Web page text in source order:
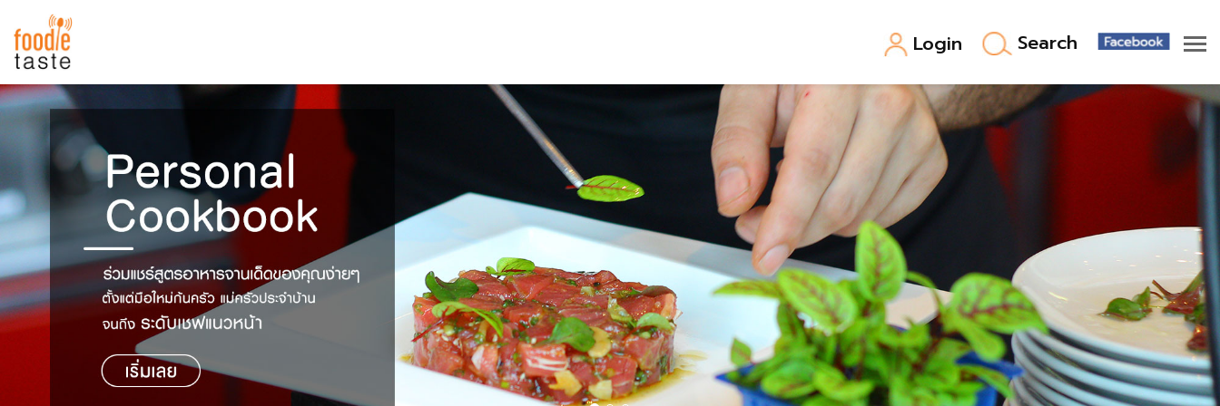
Login Search
สูตรอาหาร
สูตรอาหารล่าสุด
Top Foodie
พาไปชิม
สารพันก้นครัว
เคล็ดลับน่ารู้
เปรียบเทียบหน่วยการตวง
เปรียบเทียบอุณหภูมิ
เปรียบเทียบน้ำหนักวัตถุดิบ
FoodPedia
สร้าง Cookbook